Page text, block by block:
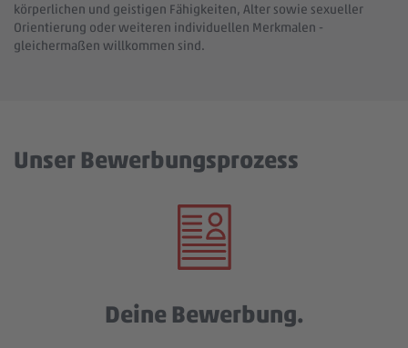
körperlichen und geistigen Fähigkeiten, Alter sowie sexueller
Orientierung oder weiteren individuellen Merkmalen -
gleichermaßen willkommen sind.
Unser Bewerbungsprozess
Deine Bewerbung.